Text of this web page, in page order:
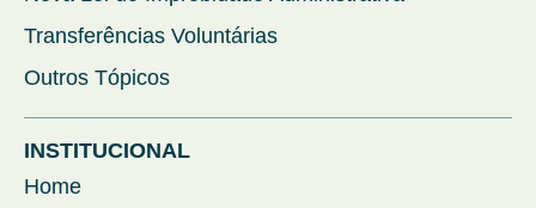
Transferências Voluntárias
Outros Tópicos
INSTITUCIONAL
Home